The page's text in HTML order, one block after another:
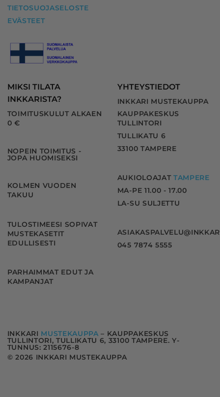
TIETOSUOJASELOSTE
EVÄSTEET
MIKSI TILATA
INKKARISTA?
TOIMITUSKULUT ALKAEN
0 €
NOPEIN TOIMITUS -
JOPA HUOMISEKSI
KOLMEN VUODEN
TAKUU
TULOSTIMEESI SOPIVAT
MUSTEKASETIT
EDULLISESTI
PARHAIMMAT EDUT JA
KAMPANJAT
YHTEYSTIEDOT
INKKARI MUSTEKAUPPA
KAUPPAKESKUS
TULLINTORI
TULLIKATU 6
33100 TAMPERE
AUKIOLOAJAT TAMPERE
MA-PE 11.00 - 17.00
LA-SU SULJETTU
045 7874 5555
INKKARI MUSTEKAUPPA – KAUPPAKESKUS
TULLINTORI, TULLIKATU 6, 33100 TAMPERE. Y-
TUNNUS: 2115676-8
© 2026 INKKARI MUSTEKAUPPA